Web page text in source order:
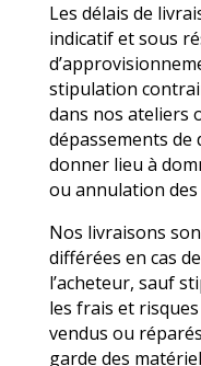
Les délais de
indicatif et sous
stipulation
dans nos ateliers
dépassements de
donner lieu à
ou annulation des
Nos livraisons
différées en cas
l’acheteur, sauf
les frais et
vendus ou
garde des